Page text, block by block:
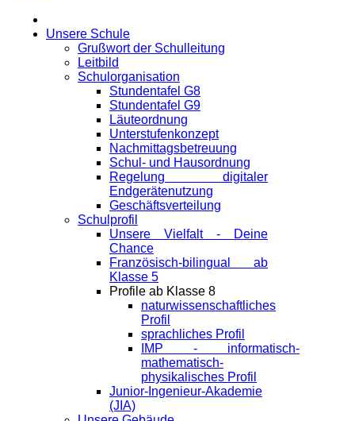
Unsere Schule
Grußwort der Schulleitung
Leitbild
Schulorganisation
Stundentafel G8
Stundentafel G9
Läuteordnung
Unterstufenkonzept
Nachmittagsbetreuung
Schul- und Hausordnung
Regelung digitaler
Endgeräte­nutzung
Geschäftsverteilung
Schulprofil
Unsere Vielfalt - Deine
Chance
Französisch-bilingual ab
Klasse 5
Profile ab Klasse 8
naturwissenschaftliches
Profil
sprachliches Profil
IMP - informatisch-
mathematisch-
physikalisches Profil
Junior-Ingenieur-Akademie
(JIA)